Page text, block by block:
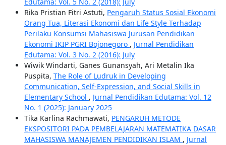
Rika Pristian Fitri Astuti, Pengaruh Status Sosial Ekonomi
Orang Tua, Literasi Ekonomi dan Life Style Terhadap
Perilaku Konsumsi Mahasiswa Jurusan Pendidikan
Ekonomi IKIP PGRI Bojonegoro , Jurnal Pendidikan
Edutama: Vol. 3 No. 2 (2016): July
Wiwik Windarti, Ganes Gunansyah, Ari Metalin Ika
Puspita, The Role of Ludruk in Developing
Communication, Self-Expression, and Social Skills in
Elementary School , Jurnal Pendidikan Edutama: Vol. 12
No. 1 (2025): January 2025
Tika Karlina Rachmawati, PENGARUH METODE
EKSPOSITORI PADA PEMBELAJARAN MATEMATIKA DASAR
MAHASISWA MANAJEMEN PENDIDIKAN ISLAM , Jurnal